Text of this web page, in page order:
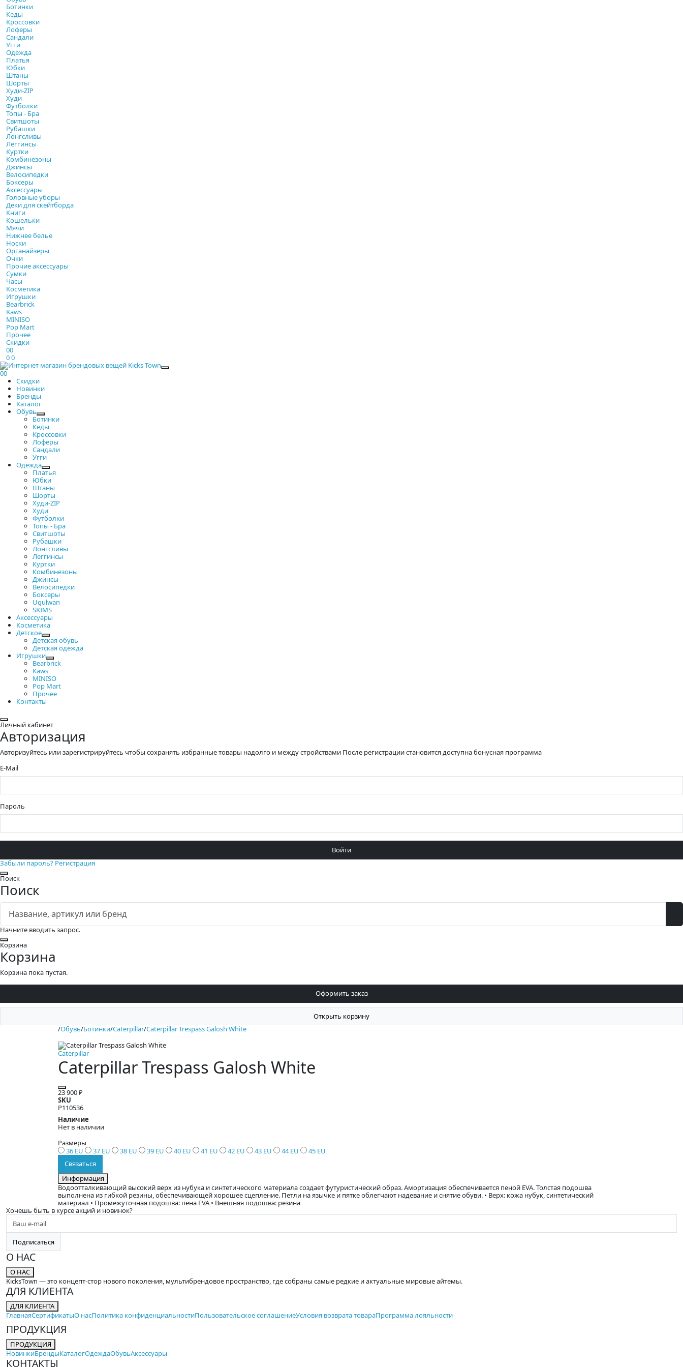
Ботинки
Кеды
Кроссовки
Лоферы
Сандали
Угги
Одежда
Платья
Юбки
Штаны
Шорты
Худи-ZIP
Худи
Футболки
Топы - Бра
Свитшоты
Рубашки
Лонгсливы
Леггинсы
Куртки
Комбинезоны
Джинсы
Велосипедки
Боксеры
Аксессуары
Головные уборы
Деки для скейтборда
Книги
Кошельки
Мячи
Нижнее белье
Носки
Органайзеры
Очки
Прочие аксессуары
Сумки
Часы
Косметика
Игрушки
Bearbrick
Kaws
MINISO
Pop Mart
Прочее
Скидки
00
00
Закрыть
00
Скидки
Новинки
Бренды
Каталог
Обувь
Ботинки
Кеды
Кроссовки
Лоферы
Сандали
Угги
Одежда
Платья
Юбки
Штаны
Шорты
Худи-ZIP
Худи
Футболки
Топы - Бра
Свитшоты
Рубашки
Лонгсливы
Леггинсы
Куртки
Комбинезоны
Джинсы
Велосипедки
Боксеры
Ugulwan
SKIMS
Аксессуары
Косметика
Детское
Детская обувь
Детская одежда
Игрушки
Bearbrick
Kaws
MINISO
Pop Mart
Прочее
Контакты
Закрыть
Личный кабинет
Авторизация
Авторизуйтесь или зарегистрируйтесь чтобы сохранять избранные товары надолго и между стройствами После регистрации становится доступна бонусная программа
E-Mail
Пароль
Войти
Забыли пароль? Регистрация
Закрыть
Поиск
Поиск
Начните вводить запрос.
Закрыть
Корзина
Корзина
Корзина пока пустая.
Оформить заказ
Открыть корзину
/Обувь/Ботинки/Caterpillar/Caterpillar Trespass Galosh White
Caterpillar
Caterpillar Trespass Galosh White
23 900 ₽
SKU
P110536
Наличие
Нет в наличии
Размеры
36 EU
37 EU 38 EU 39 EU 40 EU 41 EU 42 EU 43 EU 44 EU
45 EU
Связаться
Информация
Водоотталкивающий высокий верх из нубука и синтетического материала создает футуристический образ. Амортизация обеспечивается пеной EVA. Толстая подошва
выполнена из гибкой резины, обеспечивающей хорошее сцепление. Петли на язычке и пятке облегчают надевание и снятие обуви. • Верх: кожа нубук, синтетический
материал • Промежуточная подошва: пена EVA • Внешняя подошва: резина
Хочешь быть в курсе акций и новинок?
Подписаться
О НАС
О НАС
KicksTown — это концепт-стор нового поколения, мультибрендовое пространство, где собраны самые редкие и актуальные мировые айтемы.
ДЛЯ КЛИЕНТА
ДЛЯ КЛИЕНТА
ГлавнаяСертификатыО насПолитика конфиденциальностиПользовательское соглашениеУсловия возврата товараПрограмма лояльности
ПРОДУКЦИЯ
ПРОДУКЦИЯ
НовинкиБрендыКаталогОдеждаОбувьАксессуары
КОНТАКТЫ